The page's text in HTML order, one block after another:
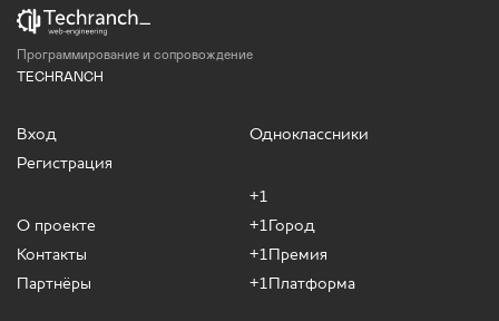
Программирование и сопровождение
TECHRANCH
Вход
Регистрация
О проекте
Контакты
Партнёры
Одноклассники
+1
+1Город
+1Премия
+1Платформа